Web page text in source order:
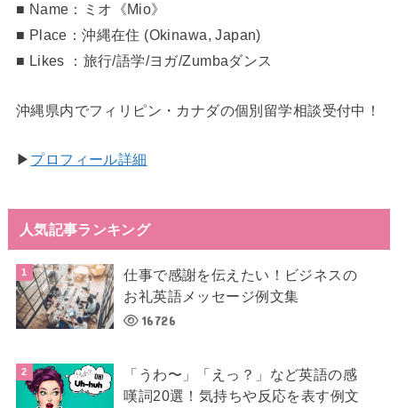
■ Name：ミオ《Mio》
■ Place：沖縄在住 (Okinawa, Japan)
■ Likes ：旅行/語学/ヨガ/Zumbaダンス
沖縄県内でフィリピン・カナダの個別留学相談受付中！
▶︎ プロフィール詳細
人気記事ランキング
仕事で感謝を伝えたい！ビジネスの
お礼英語メッセージ例文集
16726
「うわ〜」「えっ？」など英語の感
嘆詞20選！気持ちや反応を表す例文